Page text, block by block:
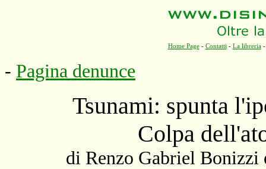
Home Page- Contatti - La libreria
- Pagina denunce
Tsunami: spunta
Colpa
di Renzo Gabriel Bonizzi